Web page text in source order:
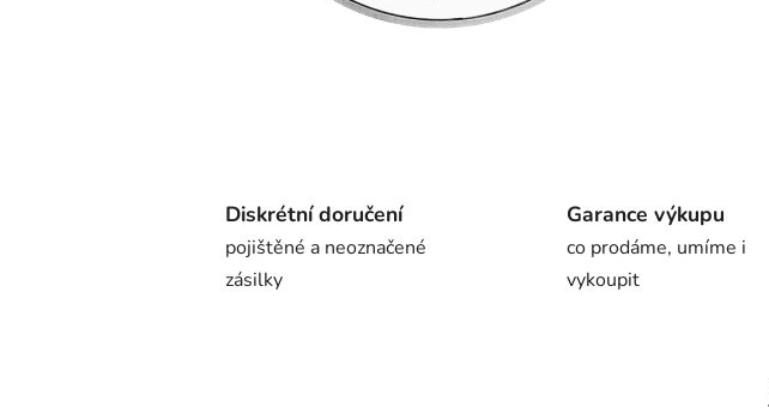
Diskrétní doručení
pojištěné a neoznačené
zásilky
Garance výkupu
co prodáme, umíme i
vykoupit